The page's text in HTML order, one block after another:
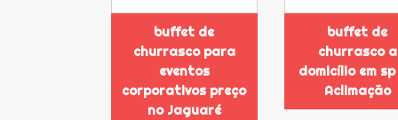
buffet de
churrasco para
eventos
corporativos preço
no Jaguaré
buffet de
churrasco a
domicílio em
Aclimação